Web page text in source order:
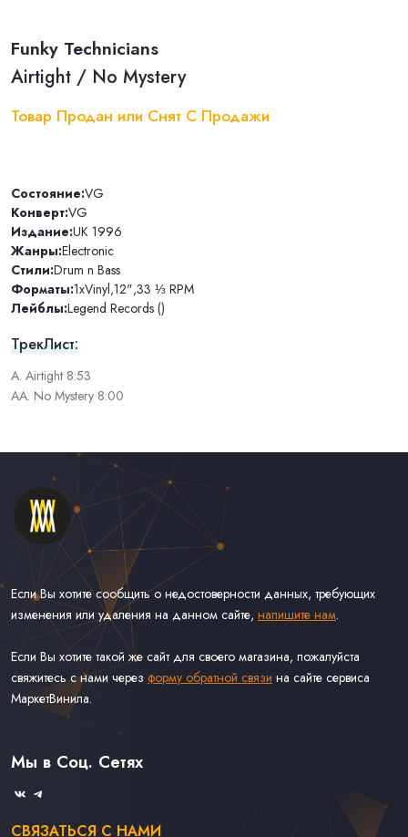
Funky Technicians
Airtight / No Mystery
Товар Продан или Снят С Продажи
Состояние:VG
Конверт:VG
Издание:UK 1996
Жанры:Electronic
Стили:Drum n Bass
Форматы:1xVinyl,12",33 ⅓ RPM
Лейблы:Legend Records ()
ТрекЛист:
A. Airtight 8:53
AA. No Mystery 8:00
Если Вы хотите сообщить о недостоверности данных, требующих
изменения или удаления на данном сайте, напишите нам.
Если Вы хотите такой же сайт для своего магазина, пожалуйста
свяжитесь с нами через форму обратной связи на сайте сервиса
МаркетВинила.
Каталог Винила, CD и Кассет
Доставка и Оплата
Связаться С Нами
Мы в Соц. Сетях
СВЯЗАТЬСЯ С НАМИ